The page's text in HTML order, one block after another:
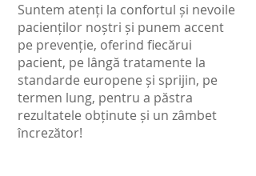
Suntem atenți la confortul și nevoile
pacienților noștri și punem accent
pe prevenție, oferind fiecărui
pacient, pe lângă tratamente la
standarde europene și sprijin, pe
termen lung, pentru a păstra
rezultatele obținute și un zâmbet
încrezător!